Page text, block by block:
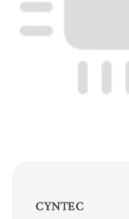
CYNTEC